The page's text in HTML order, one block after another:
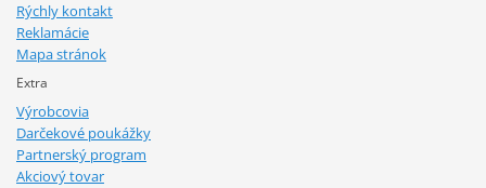
Rýchly kontakt
Reklamácie
Mapa stránok
Extra
Výrobcovia
Darčekové poukážky
Partnerský program
Akciový tovar